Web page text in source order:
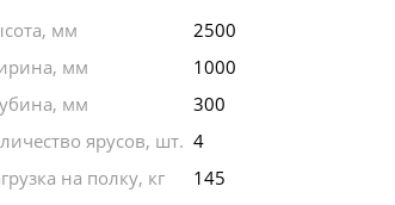
мм
2500
мм
1000
мм
300
ярусов, шт. 4
на полку, кг
145